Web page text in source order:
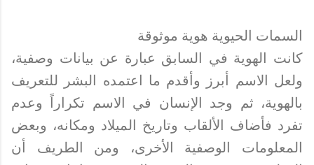
السمات الحيوية هوية موثوقة
كانت الهوية في السابق عبارة عن بيانات وصفية،
ولعل الاسم أبرز وأقدم ما اعتمده البشر للتعريف
بالهوية، ثم وجد الإنسان في الاسم تكراراً وعدم
تفرد فأضاف الألقاب وتاريخ الميلاد ومكانه، وبعض
المعلومات الوصفية الأخرى، ومن الطريف أن